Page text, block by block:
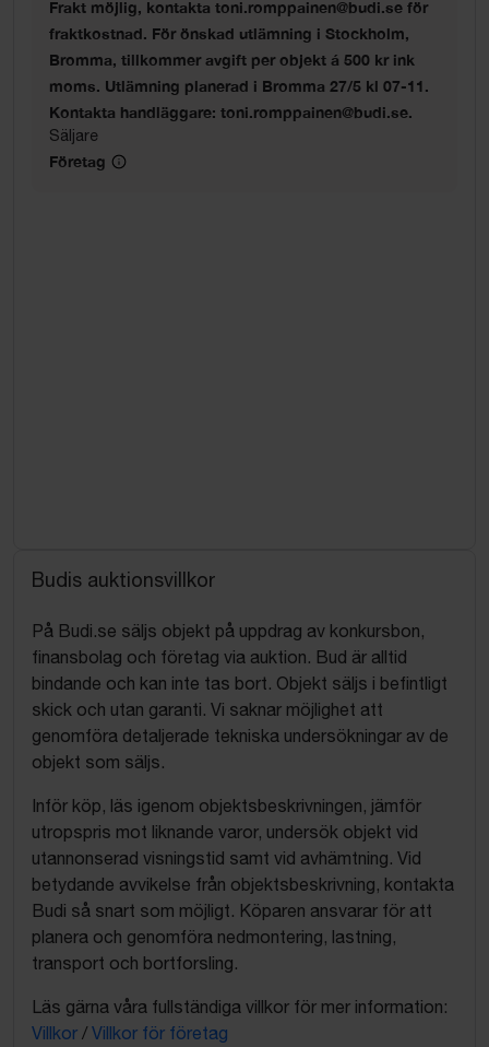
Frakt möjlig, kontakta toni.romppainen@budi.se för
fraktkostnad. För önskad utlämning i Stockholm,
Bromma, tillkommer avgift per objekt á 500 kr ink
moms. Utlämning planerad i Bromma 27/5 kl 07-11.
Kontakta handläggare: toni.romppainen@budi.se.
Säljare
Företag
Budis auktionsvillkor
På Budi.se säljs objekt på uppdrag av konkursbon,
finansbolag och företag via auktion. Bud är alltid
bindande och kan inte tas bort. Objekt säljs i befintligt
skick och utan garanti. Vi saknar möjlighet att
genomföra detaljerade tekniska undersökningar av de
objekt som säljs.
Inför köp, läs igenom objektsbeskrivningen, jämför
utropspris mot liknande varor, undersök objekt vid
utannonserad visningstid samt vid avhämtning. Vid
betydande avvikelse från objektsbeskrivning, kontakta
Budi så snart som möjligt. Köparen ansvarar för att
planera och genomföra nedmontering, lastning,
transport och bortforsling.
Läs gärna våra fullständiga villkor för mer information:
Villkor / Villkor för företag